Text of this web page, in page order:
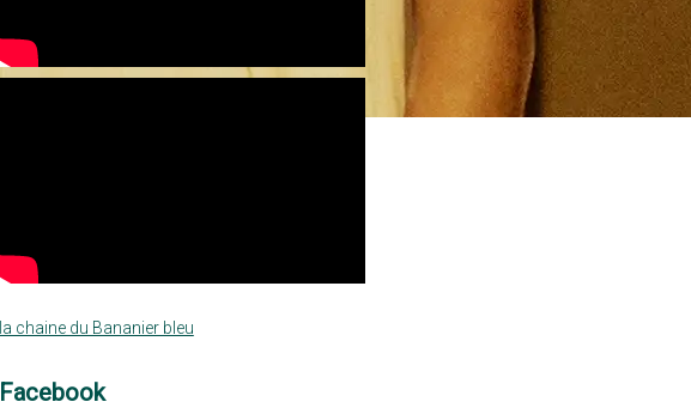
la chaine du Bananier bleu
Facebook